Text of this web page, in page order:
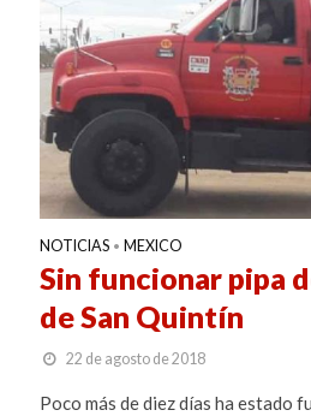
NOTICIAS • MEXICO
Sin funcionar pipa
de San Quintín
22 de agosto de 2018
Poco más de diez días ha estado